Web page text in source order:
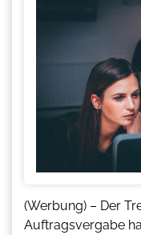
(Werbung) – Der
Auftragsvergabe